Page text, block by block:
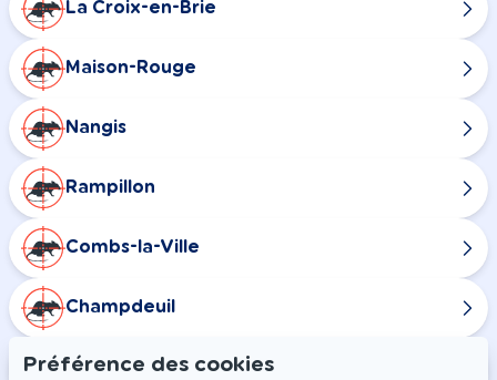
La Croix-en-Brie
Maison-Rouge
Nangis
Rampillon
Combs-la-Ville
Champdeuil
Chaumes-en-Brie
Préférence des cookies